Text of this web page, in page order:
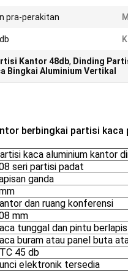
pra-perakitan
Kantor 48db, Dinding
Bingkai Aluminium Vertikal
berbingkai partisi
kaca aluminium kantor
seri partisi padat
ganda
dan ruang konferensi
mm
tunggal dan pintu
buram atau panel buta
45 db
elektronik tersedia